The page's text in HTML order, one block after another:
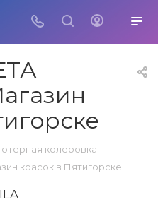
колеровка —
красок в Пятигорске